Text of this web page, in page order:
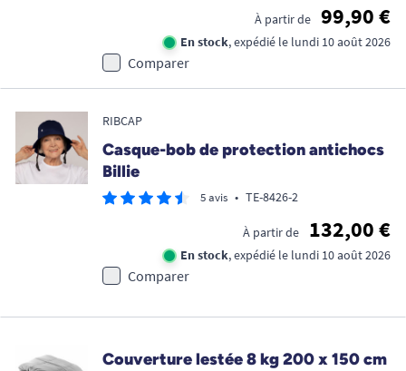
À partir de
99,90 €
En stock, expédié le lundi 10 août 2026
Comparer
RIBCAP
Casque-bob de protection antichocs
Billie
5 avis • TE-8426-2
À partir de 132,00 €
En stock, expédié le lundi 10 août 2026
Comparer
Couverture lestée 8 kg 200 x 150 cm